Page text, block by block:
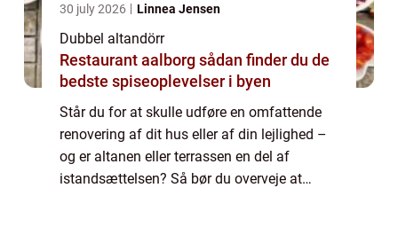
30 july 2026 Linnea Jensen
Dubbel altandörr
Restaurant aalborg sådan finder du de
bedste spiseoplevelser i byen
Står du for at skulle udføre en omfattende
renovering af dit hus eller af din lejlighed –
og er altanen eller terrassen en del af
istandsættelsen? Så bør du overveje at